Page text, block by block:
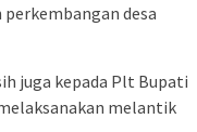
desa
juga kepada Plt Bupati
melantik